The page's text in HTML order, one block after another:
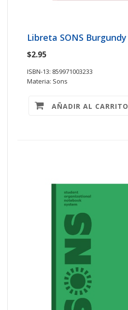
Libreta SONS
$2.95
ISBN-13: 859971003233
Materia: Sons
AÑADIR AL CARRITO